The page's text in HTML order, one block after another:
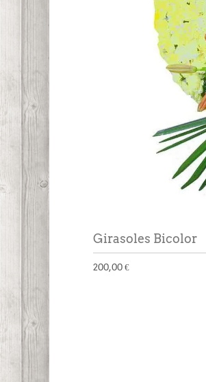
Girasoles Bicolor
200,00 €